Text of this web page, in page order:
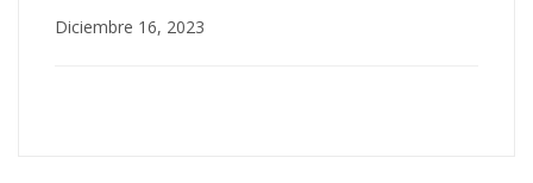
Diciembre 16, 2023